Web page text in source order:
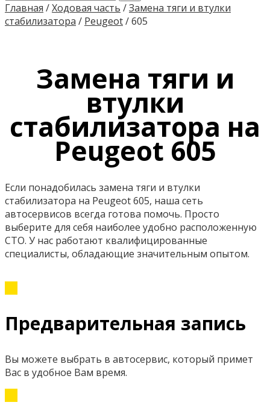
Главная /Ходовая часть /Замена тяги и втулки
стабилизатора / Peugeot/605
Замена тяги и
втулки
стабилизатора на
Peugeot 605
Если понадобилась замена тяги и втулки
стабилизатора на Peugeot 605, наша сеть
автосервисов всегда готова помочь. Просто
выберите для себя наиболее удобно расположенную
СТО. У нас работают квалифицированные
специалисты, обладающие значительным опытом.
Предварительная запись
Вы можете выбрать в автосервис, который примет
Вас в удобное Вам время.